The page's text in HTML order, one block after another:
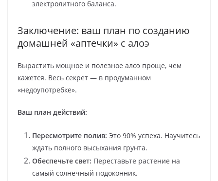
электролитного баланса.
Заключение: ваш план по созданию
домашней «аптечки» с алоэ
Вырастить мощное и полезное алоэ проще, чем
кажется. Весь секрет — в продуманном
«недоупотребке».
Ваш план действий:
Пересмотрите полив: Это 90% успеха. Научитесь
ждать полного высыхания грунта.
Обеспечьте свет: Переставьте растение на
самый солнечный подоконник.